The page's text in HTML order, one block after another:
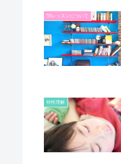
55レッスンについて
特性理解